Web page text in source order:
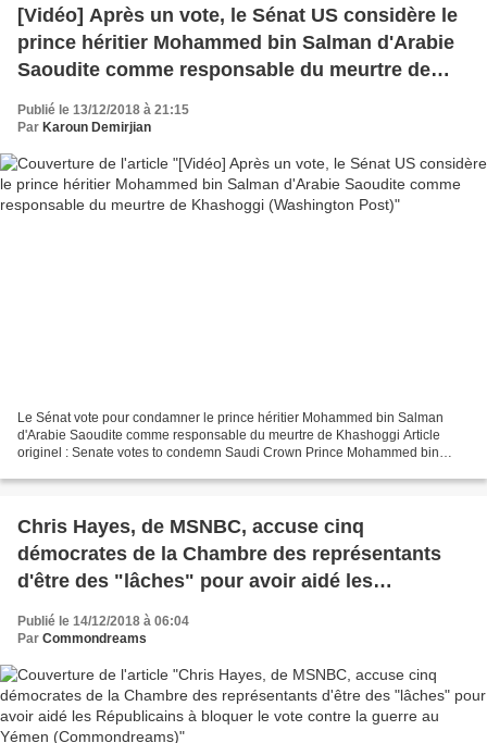
[Vidéo] Après un vote, le Sénat US considère le
prince héritier Mohammed bin Salman d'Arabie
Saoudite comme responsable du meurtre de
Publié le 13/12/2018 à 21:15
Par Karoun Demirjian
Le Sénat vote pour condamner le prince héritier Mohammed bin Salman
d'Arabie Saoudite comme responsable du meurtre de Khashoggi Article
originel : Senate votes to condemn Saudi Crown Prince Mohammed bin
Chris Hayes, de MSNBC, accuse cinq
démocrates de la Chambre des représentants
d'être des "lâches" pour avoir aidé les
Républicains à bloquer le vote contre la guerre
au Yémen (Commondreams)
Publié le 14/12/2018 à 06:04
Par Commondreams